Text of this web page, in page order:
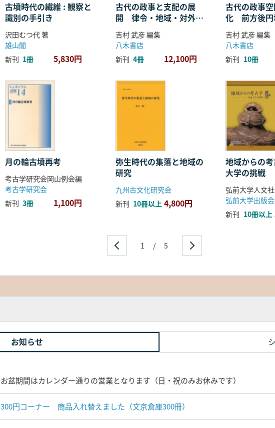
古墳時代の繊維 : 観察と
識別の手引き
沢田むつ代 著
雄山閣
新刊 1冊 5,830円
古代の政事と支配の展
開 律令・地域・対外関
係
吉村 武彦 編集
八木書店
新刊 4冊 12,100円
古代の政事
化 前方後円
ことば
吉村 武彦 編集
八木書店
新刊 10冊
月の輪古墳再考
考古学研究会岡山例会編
考古学研究会
新刊 3冊 1,100円
弥生時代の集落と地域の
研究
九州古文化研究会
新刊 10冊以上 4,800円
地域からの
大学の挑戦
弘前大学出版会
新刊 10冊以上
1 / 5
お知らせ
お盆期間はカレンダー通りの営業となります（日・祝のみお休みです）
300円コーナー 商品入れ替えました（文京倉庫300冊）